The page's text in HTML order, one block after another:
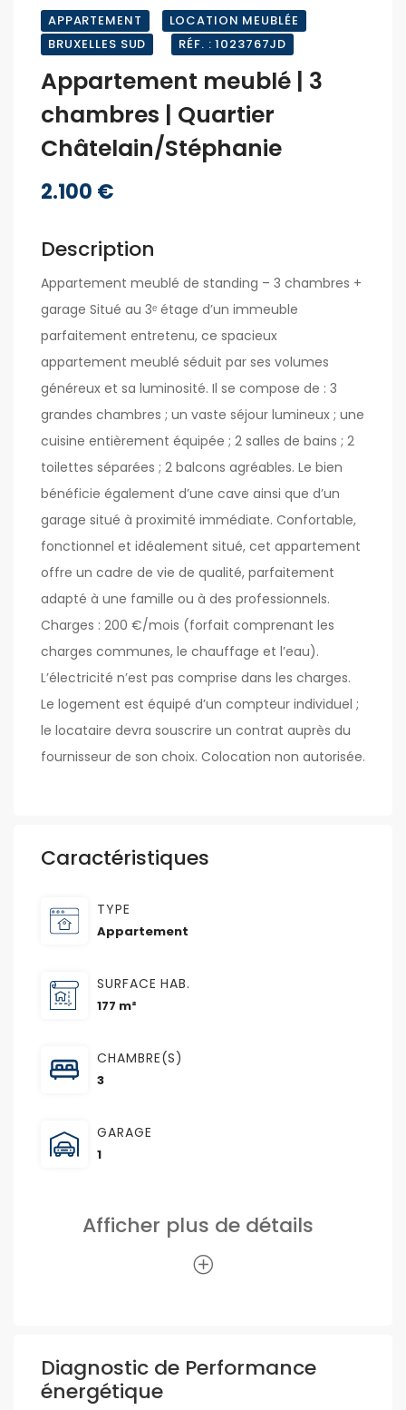
APPARTEMENT
LOCATION MEUBLÉE
BRUXELLES SUD
RÉF. : 1023767JD
Appartement meublé | 3
chambres | Quartier
Châtelain/Stéphanie
2.100 €
Description
Appartement meublé de standing – 3 chambres +
garage Situé au 3ᵉ étage d’un immeuble
parfaitement entretenu, ce spacieux
appartement meublé séduit par ses volumes
généreux et sa luminosité. Il se compose de : 3
grandes chambres ; un vaste séjour lumineux ; une
cuisine entièrement équipée ; 2 salles de bains ; 2
toilettes séparées ; 2 balcons agréables. Le bien
bénéficie également d’une cave ainsi que d’un
garage situé à proximité immédiate. Confortable,
fonctionnel et idéalement situé, cet appartement
offre un cadre de vie de qualité, parfaitement
adapté à une famille ou à des professionnels.
Charges : 200 €/mois (forfait comprenant les
charges communes, le chauffage et l’eau).
L’électricité n’est pas comprise dans les charges.
Le logement est équipé d’un compteur individuel ;
le locataire devra souscrire un contrat auprès du
fournisseur de son choix. Colocation non autorisée.
Caractéristiques
TYPE
Appartement
SURFACE HAB.
177 m²
CHAMBRE(S)
3
GARAGE
1
Diagnostic de Performance
énergétique